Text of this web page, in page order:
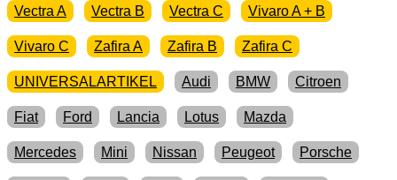
Vectra A Vectra B Vectra C Vivaro A + B
Vivaro C Zafira A Zafira B Zafira C
UNIVERSALARTIKEL Audi BMW Citroen
Fiat Ford Lancia Lotus Mazda
Mercedes Mini Nissan Peugeot Porsche